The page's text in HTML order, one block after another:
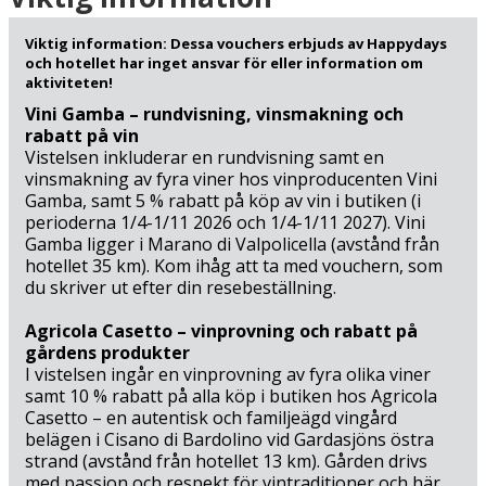
Kanske tycker du också att barnen borde få uppleva lite
kultur och se några av de italienska pärlor som du omges
av: Kliv ombord på campingresortens lilla turisttåg som
tuffar in i Peschieras centrum (2 km), och utforska den
vackra gamla staden som är omgiven av de ursprungliga
stadsmurarna från 1400-talet och fylld med torg som
andas sommarstämning, uteliv på caféerna och små
butiker med solmogna, italienska frukter och grönsaker.
Grannstaden Sirmione (6 km) är också ett måste för dig
som älskar den italienska semesteratmosfären: I Gamla
stans kullerstensgränder fylls de färgglada fasaderna
med blommor, vilket skapar en unik charm och intim
atmosfär som gör staden till ett eftertraktat resmål för
turister från hela världen. Sirmione är en gammal
romersk kurort med ett vackert läge på sin egen halvö i
Gardasjön, och här tornar Scaligero-slottet upp över det
klara vattnet i den norra delen av staden och de enorma
ruinerna av den romerske poeten Catullus sommarvilla
kan ses några hundra meter härifrån. Du kan också gå
Viktig information: Dessa vouchers erbjuds av Happydays
och hotellet har inget ansvar för eller information om
aktiviteten!
Vini Gamba – rundvisning, vinsmakning och
rabatt på vin
Vistelsen inkluderar en rundvisning samt en
vinsmakning av fyra viner hos vinproducenten Vini
Gamba, samt 5 % rabatt på köp av vin i butiken (i
perioderna 1/4-1/11 2026 och 1/4-1/11 2027). Vini
Gamba ligger i Marano di Valpolicella (avstånd från
hotellet 35 km). Kom ihåg att ta med vouchern, som
du skriver ut efter din resebeställning.
Agricola Casetto – vinprovning och rabatt på
gårdens produkter
I vistelsen ingår en vinprovning av fyra olika viner
samt 10 % rabatt på alla köp i butiken hos Agricola
Casetto – en autentisk och familjeägd vingård
belägen i Cisano di Bardolino vid Gardasjöns östra
strand (avstånd från hotellet 13 km). Gården drivs